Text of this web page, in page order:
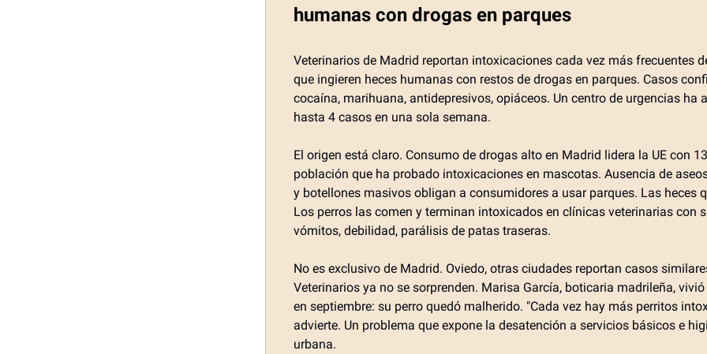
humanas con drogas en parques
Veterinarios de Madrid reportan intoxicaciones cada vez más frecuentes
que ingieren heces humanas con restos de drogas en parques. Casos
cocaína, marihuana, antidepresivos, opiáceos. Un centro de urgencias ha
hasta 4 casos en una sola semana.
El origen está claro. Consumo de drogas alto en Madrid lidera la UE con
población que ha probado intoxicaciones en mascotas. Ausencia de
y botellones masivos obligan a consumidores a usar parques. Las heces
Los perros las comen y terminan intoxicados en clínicas veterinarias con
vómitos, debilidad, parálisis de patas traseras.
No es exclusivo de Madrid. Oviedo, otras ciudades reportan casos
Veterinarios ya no se sorprenden. Marisa García, boticaria madrileña,
en septiembre: su perro quedó malherido. "Cada vez hay más perritos
advierte. Un problema que expone la desatención a servicios básicos e
urbana.